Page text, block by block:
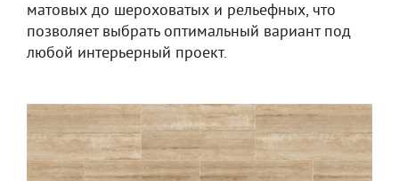
матовых до шероховатых и рельефных, что
позволяет выбрать оптимальный вариант под
любой интерьерный проект.